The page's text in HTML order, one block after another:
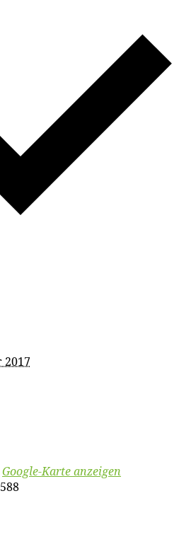
2017
Google-Karte anzeigen